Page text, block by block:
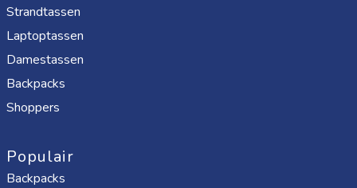
Strandtassen
Laptoptassen
Damestassen
Backpacks
Shoppers
Populair
Backpacks